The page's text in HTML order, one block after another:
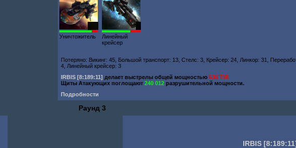
Уничтожитель
Линейный
крейсер
Потеряно: Викинг: 45, Большой транспорт: 13, Стелс: 3, Крейсер: 24, Линкор: 31,
4, Линейный крейсер: 3
IRBIS [8:189:11] делает выстрелы общей мощностью636 738
Щиты Атакующих поглощают240 012 разрушительной мощности.
Подробности
Раунд 3
IRBIS